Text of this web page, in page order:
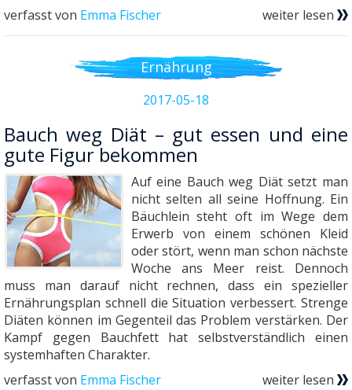
verfasst von Emma Fischer weiter lesen
Ernährung
2017-05-18
Bauch weg Diät – gut essen und eine
gute Figur bekommen
Auf eine Bauch weg Diät setzt man
nicht selten all seine Hoffnung. Ein
Bäuchlein steht oft im Wege dem
Erwerb von einem schönen Kleid
oder stört, wenn man schon nächste
Woche ans Meer reist. Dennoch
muss man darauf nicht rechnen, dass ein spezieller
Ernährungsplan schnell die Situation verbessert. Strenge
Diäten können im Gegenteil das Problem verstärken. Der
Kampf gegen Bauchfett hat selbstverständlich einen
systemhaften Charakter.
verfasst von Emma Fischer weiter lesen